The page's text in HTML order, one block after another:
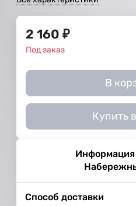
2 160 ₽
Под заказ
В
Купить
Информация
Способ доставки